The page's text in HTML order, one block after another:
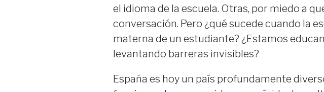
el idioma de la escuela. Otras, por miedo a
conversación. Pero ¿qué sucede cuando la
materna de un estudiante? ¿Estamos
levantando barreras invisibles?
España es hoy un país profundamente